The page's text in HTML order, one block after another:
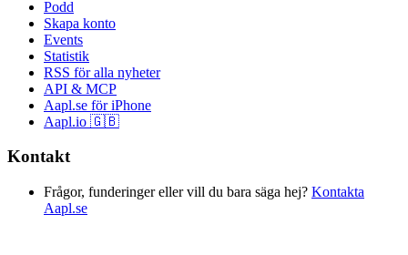
Podd
Skapa konto
Events
Statistik
RSS för alla nyheter
API & MCP
Aapl.se för iPhone
Aapl.io 🇬🇧
Kontakt
Frågor, funderinger eller vill du bara säga hej? Kontakta
Aapl.se